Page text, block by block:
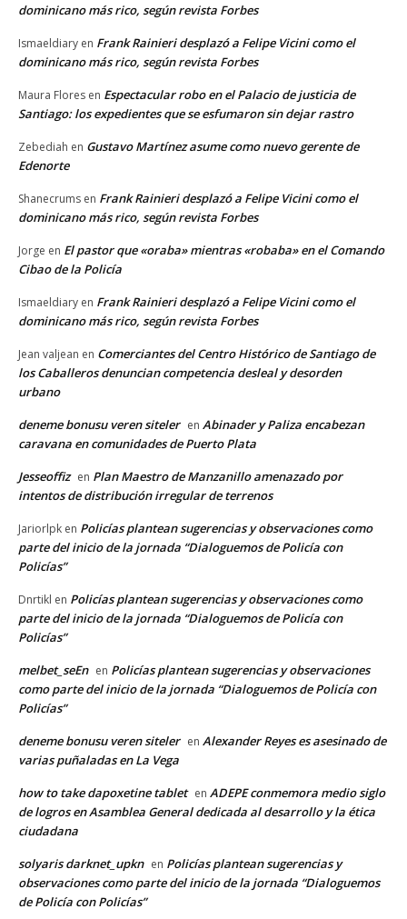
dominicano más rico, según revista Forbes
Ismaeldiary en Frank Rainieri desplazó a Felipe Vicini como el
dominicano más rico, según revista Forbes
Maura Flores en Espectacular robo en el Palacio de justicia de
Santiago: los expedientes que se esfumaron sin dejar rastro
Zebediah en Gustavo Martínez asume como nuevo gerente de
Edenorte
Shanecrums en Frank Rainieri desplazó a Felipe Vicini como el
dominicano más rico, según revista Forbes
Jorge en El pastor que «oraba» mientras «robaba» en el Comando
Cibao de la Policía
Ismaeldiary en Frank Rainieri desplazó a Felipe Vicini como el
dominicano más rico, según revista Forbes
Jean valjean en Comerciantes del Centro Histórico de Santiago de
los Caballeros denuncian competencia desleal y desorden
urbano
deneme bonusu veren siteler en Abinader y Paliza encabezan
caravana en comunidades de Puerto Plata
Jesseoffiz en Plan Maestro de Manzanillo amenazado por
intentos de distribución irregular de terrenos
Jariorlpk en Policías plantean sugerencias y observaciones como
parte del inicio de la jornada “Dialoguemos de Policía con
Policías”
Dnrtikl en Policías plantean sugerencias y observaciones como
parte del inicio de la jornada “Dialoguemos de Policía con
Policías”
melbet_seEn en Policías plantean sugerencias y observaciones
como parte del inicio de la jornada “Dialoguemos de Policía con
Policías”
deneme bonusu veren siteler en Alexander Reyes es asesinado de
varias puñaladas en La Vega
how to take dapoxetine tablet en ADEPE conmemora medio siglo
de logros en Asamblea General dedicada al desarrollo y la ética
ciudadana
solyaris darknet_upkn en Policías plantean sugerencias y
observaciones como parte del inicio de la jornada “Dialoguemos
de Policía con Policías”